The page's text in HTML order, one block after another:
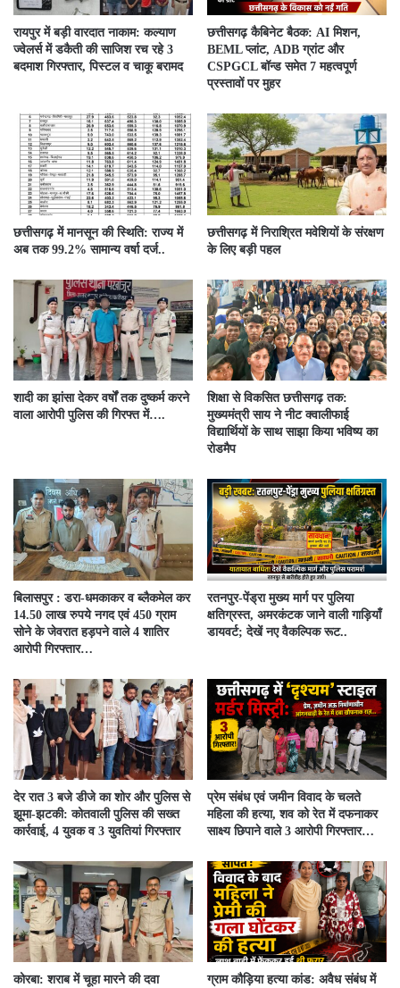
रायपुर में बड़ी वारदात नाकाम: कल्याण
ज्वेलर्स में डकैती की साजिश रच रहे 3
बदमाश गिरफ्तार, पिस्टल व चाकू बरामद
छत्तीसगढ़ कैबिनेट बैठक: AI मिशन,
BEML प्लांट, ADB ग्रांट और
CSPGCL बॉन्ड समेत 7 महत्वपूर्ण
प्रस्तावों पर मुहर
छत्तीसगढ़ में मानसून की स्थिति: राज्य में
अब तक 99.2% सामान्य वर्षा दर्ज..
छत्तीसगढ़ में निराश्रित मवेशियों के संरक्षण
के लिए बड़ी पहल
शादी का झांसा देकर वर्षों तक दुष्कर्म करने
वाला आरोपी पुलिस की गिरफ्त में….
शिक्षा से विकसित छत्तीसगढ़ तक:
मुख्यमंत्री साय ने नीट क्वालीफाई
विद्यार्थियों के साथ साझा किया भविष्य का
रोडमैप
बिलासपुर : डरा-धमकाकर व ब्लैकमेल कर
14.50 लाख रुपये नगद एवं 450 ग्राम
सोने के जेवरात हड़पने वाले 4 शातिर
आरोपी गिरफ्तार…
रतनपुर-पेंड्रा मुख्य मार्ग पर पुलिया
क्षतिग्रस्त, अमरकंटक जाने वाली गाड़ियाँ
डायवर्ट; देखें नए वैकल्पिक रूट..
देर रात 3 बजे डीजे का शोर और पुलिस से
झूमा-झटकी: कोतवाली पुलिस की सख्त
कार्रवाई, 4 युवक व 3 युवतियां गिरफ्तार
प्रेम संबंध एवं जमीन विवाद के चलते
महिला की हत्या, शव को रेत में दफनाकर
साक्ष्य छिपाने वाले 3 आरोपी गिरफ्तार…
कोरबा: शराब में चूहा मारने की दवा
ग्राम कौड़िया हत्या कांड: अवैध संबंध में